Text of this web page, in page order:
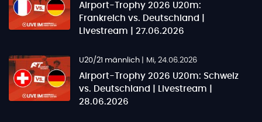
Airport-Trophy 2026 U20m:
Frankreich vs. Deutschland |
Livestream | 27.06.2026
U20/21 männlich Mi, 24.06.2026
Airport-Trophy 2026 U20m: Schweiz
vs. Deutschland | Livestream |
28.06.2026